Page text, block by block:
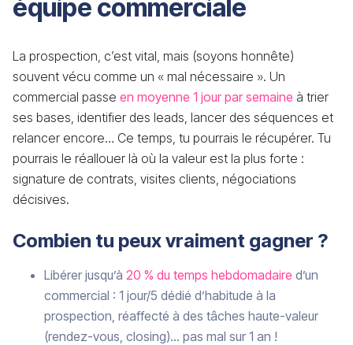
équipe commerciale
La prospection, c’est vital, mais (soyons honnête)
souvent vécu comme un « mal nécessaire ». Un
commercial passe en moyenne 1 jour par semaine à trier
ses bases, identifier des leads, lancer des séquences et
relancer encore… Ce temps, tu pourrais le récupérer. Tu
pourrais le réallouer là où la valeur est la plus forte :
signature de contrats, visites clients, négociations
décisives.
Combien tu peux vraiment gagner ?
Libérer jusqu’à 20 % du temps hebdomadaire d’un
commercial : 1 jour/5 dédié d’habitude à la
prospection, réaffecté à des tâches haute-valeur
(rendez-vous, closing)... pas mal sur 1 an !